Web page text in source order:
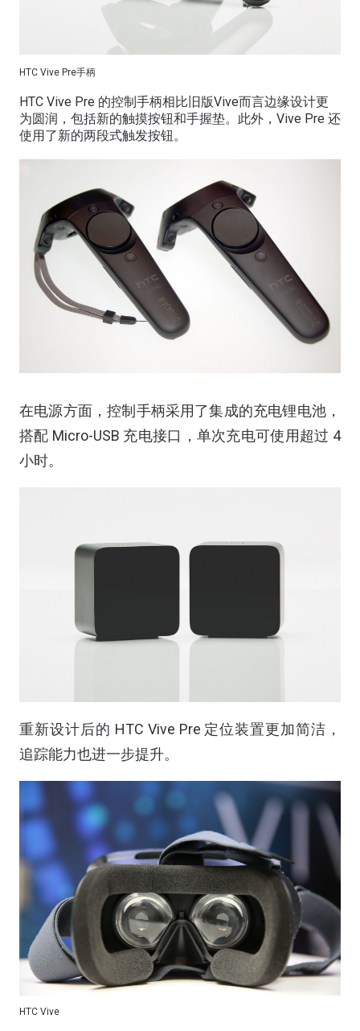
HTC Vive Pre手柄
HTC Vive Pre 的控制手柄相比旧版Vive而言边缘设计更
为圆润，包括新的触摸按钮和手握垫。此外，Vive Pre 还
使用了新的两段式触发按钮。
在电源方面，控制手柄采用了集成的充电锂电池，
搭配 Micro-USB 充电接口，单次充电可使用超过 4
小时。
重新设计后的 HTC Vive Pre 定位装置更加简洁，
追踪能力也进一步提升。
HTC Vive